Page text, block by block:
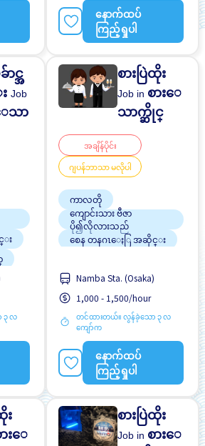
ႏိုင္ငံျခားသားအလုပ္
နောက်ထပ်
ကြည့်ရှုပါ
င္အ
Job
သာ
း
း
ရ
၃ လ
စားပြဲထိုး
Job in စားေ
သာက္ဆိုင္
အချိန်ပိုင်း
ဂျပန်ဘာသာ မလိုပါ
ကာလတို
ကျောင်းသား ဗီဇာ
ပို၍လိုလားသည်
စေန တနဂၤေႏြ အဆိုင္း
ထမင်းကျွေးမည်
ၾကိဳတင္လစာေငြေပးျခင္း
ဘူတာႏွင့္နီးေသာ
လမ္းစရိတ္ေပးသည္
အချိန်ပြည့် အလုပ်လုပ်ခွင့်ရ
ရန် အခွင့်အရေးရှိသည်
Namba Sta. (Osaka)
1,000 - 1,500/hour
တင်ထားတယ်။ လွန်ခဲ့သော ၃ လ
ကျော်က
နောက်ထပ်
ကြည့်ရှုပါ
း
ားေ
စားပြဲထိုး
Job in စားေ